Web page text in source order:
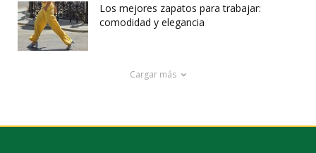
Los mejores zapatos para trabajar:
comodidad y elegancia
Cargar más